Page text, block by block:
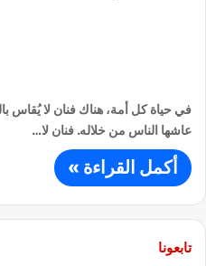
في حياة كل أمة، هناك فنان لا يُقاس
عاشها الناس من خلاله. فنان لا…
أكمل القراءة »
تابعونا